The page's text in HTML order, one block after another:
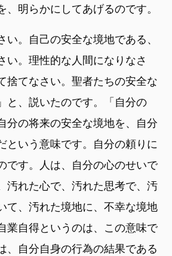
、明らかにしてあげるのです。
い。自己の安全な境地である、
い。理性的な人間になりなさ
捨てなさい。聖者たちの安全な
と、説いたのです。「自分の
分の将来の安全な境地を、自分
という意味です。自分の頼りに
です。人は、自分の心のせいで
汚れた心で、汚れた思考で、汚
て、汚れた境地に、不幸な境地
業自得というのは、この意味で
、自分自身の行為の結果である